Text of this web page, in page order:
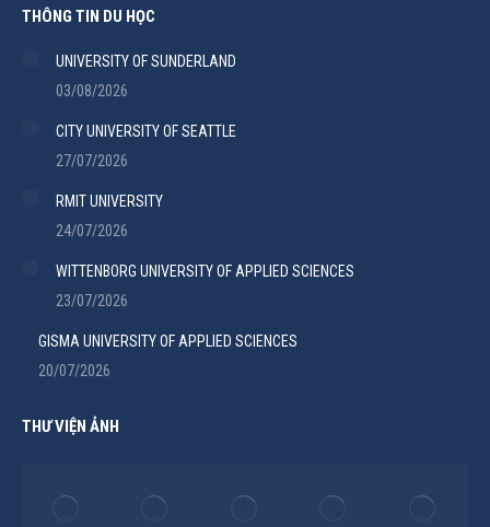
THÔNG TIN DU HỌC
UNIVERSITY OF SUNDERLAND
03/08/2026
CITY UNIVERSITY OF SEATTLE
27/07/2026
RMIT UNIVERSITY
24/07/2026
WITTENBORG UNIVERSITY OF APPLIED SCIENCES
23/07/2026
GISMA UNIVERSITY OF APPLIED SCIENCES
20/07/2026
THƯ VIỆN ẢNH